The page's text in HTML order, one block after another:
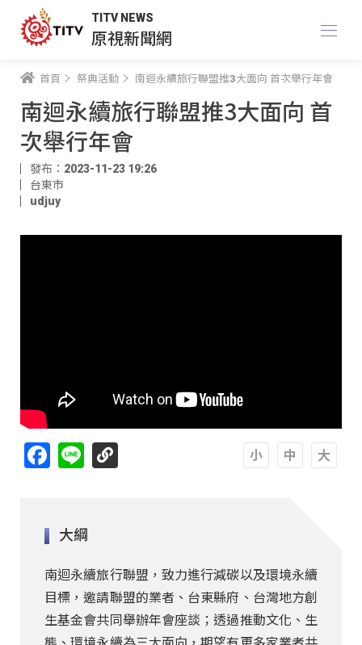
TITV NEWS
原視新聞網
首頁 祭典活動 南迴永續旅行聯盟推3大面向 首次舉行年會
南迴永續旅行聯盟推3大面向 首
次舉行年會
發布：2023-11-23 19:26
台東市
udjuy
Facebook
Line
大綱
南迴永續旅行聯盟，致力進行減碳以及環境永續
目標，邀請聯盟的業者、台東縣府、台灣地方創
生基金會共同舉辦年會座談；透過推動文化、生